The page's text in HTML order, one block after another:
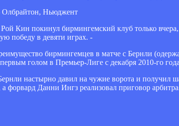
Ньюджент
Кин покинул бирмингемский клуб только
победу в девяти играх. -
бирмингемцев в матче с Бернли
голом в Премьер-Лиге с декабря 2010-го
настырно давил на чужие ворота и получил
Данни Ингз реализовал приговор